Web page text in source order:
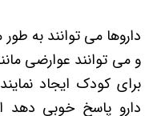
داروها می توانند به طور
و می توانند عوارضی
برای کودک ایجاد
دارو پاسخ خوبی دهد